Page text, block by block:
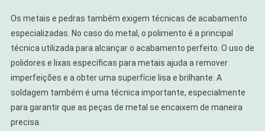
Os metais e pedras também exigem técnicas de acabamento
especializadas. No caso do metal, o polimento é a principal
técnica utilizada para alcançar o acabamento perfeito. O uso de
polidores e lixas específicas para metais ajuda a remover
imperfeições e a obter uma superfície lisa e brilhante. A
soldagem também é uma técnica importante, especialmente
para garantir que as peças de metal se encaixem de maneira
precisa.